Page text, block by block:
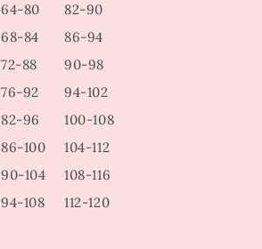
64-80
82-90
68-84
86-94
72-88
90-98
76-92
94-102
82-96
100-108
86-100
104-112
90-104
108-116
94-108 112-120